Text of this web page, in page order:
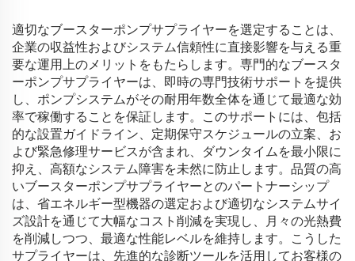
適切なブースターポンプサプライヤーを選定することは、
企業の収益性およびシステム信頼性に直接影響を与える重
要な運用上のメリットをもたらします。専門的なブースタ
ーポンプサプライヤーは、即時の専門技術サポートを提供
し、ポンプシステムがその耐用年数全体を通じて最適な効
率で稼働することを保証します。このサポートには、包括
的な設置ガイドライン、定期保守スケジュールの立案、お
よび緊急修理サービスが含まれ、ダウンタイムを最小限に
抑え、高額なシステム障害を未然に防止します。品質の高
いブースターポンプサプライヤーとのパートナーシップ
は、省エネルギー型機器の選定および適切なシステムサイ
ズ設計を通じて大幅なコスト削減を実現し、月々の光熱費
を削減しつつ、最適な性能レベルを維持します。こうした
サプライヤーは、先進的な診断ツールを活用してお客様の